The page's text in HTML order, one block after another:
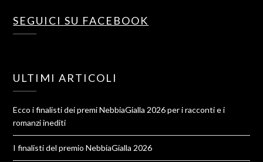
SEGUICI SU FACEBOOK
ULTIMI ARTICOLI
Ecco i finalisti dei premi NebbiaGialla 2026 per i racconti e i
romanzi inediti
I finalisti del premio NebbiaGialla 2026